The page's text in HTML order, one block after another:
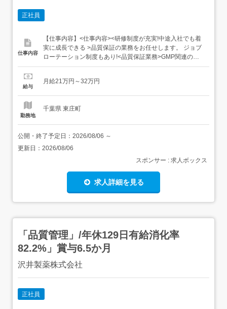
正社員
仕事内容
【仕事内容】<仕事内容><研修制度が充実!中途入社でも着
実に成長できる >品質保証の業務をお任せします。 ジョブ
ローテーション制度もあり!<品質保証業務>GMP関連の管
理業務逸脱・手順変更の管理供給業者の監査・折衝規制当
試験が確実にできるかどうかの試験前検討分析中に発見し
給与
月給21万円～32万円
勤務地
千葉県 東庄町
公開・終了予定日： 2026/08/06 ～
更新日： 2026/08/06
スポンサー : 求人ボックス
求人詳細を見る
「品質管理」/年休129日有給消化率
82.2%」賞与6.5か月
沢井製薬株式会社
正社員